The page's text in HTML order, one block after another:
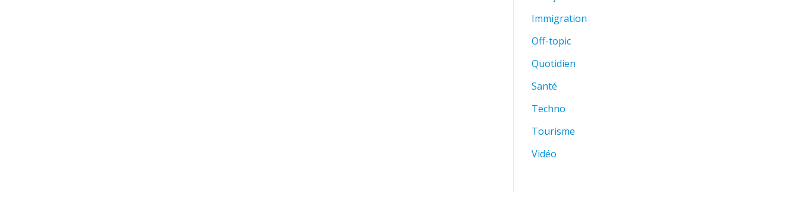
Immigration
Off-topic
Quotidien
Santé
Techno
Tourisme
Vidéo